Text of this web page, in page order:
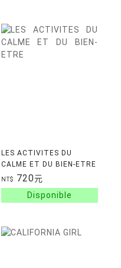
LES ACTIVITES DU
CALME ET DU BIEN-ETRE
NT$ 720元